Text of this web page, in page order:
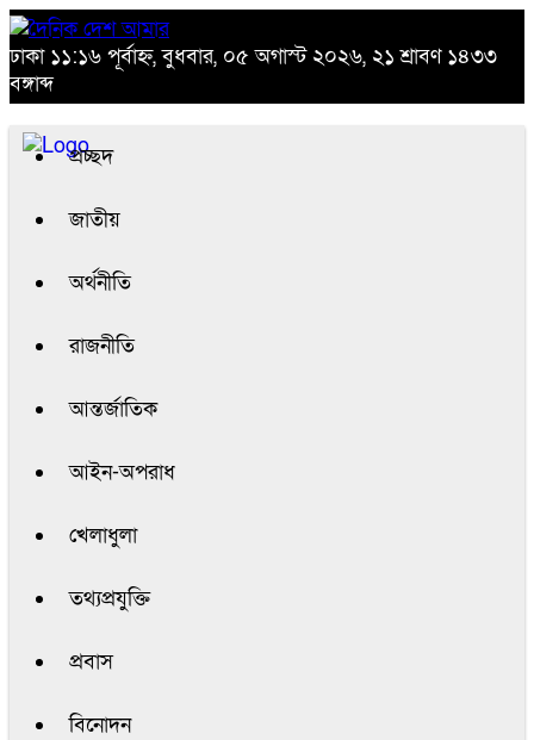
ঢাকা ১১:১৬ পূর্বাহ্ন, বুধবার, ০৫ অগাস্ট ২০২৬, ২১ শ্রাবণ ১৪৩৩
বঙ্গাব্দ
প্রচ্ছদ
জাতীয়
অর্থনীতি
রাজনীতি
আন্তর্জাতিক
আইন-অপরাধ
খেলাধুলা
তথ্যপ্রযুক্তি
প্রবাস
বিনোদন